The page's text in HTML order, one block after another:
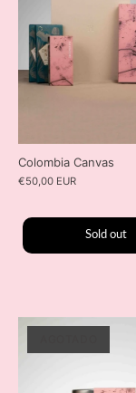
Colombia Canvas
€50,00 EUR
Sold out